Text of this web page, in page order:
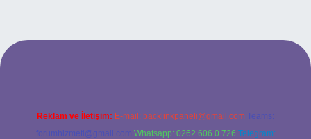
güncel giriş
Reklam ve İletişim: E-mail: backlinkpaneli@gmail.com Teams:
forumhizmeti@gmail.com Whatsapp: 0262 606 0 726 Telegram: